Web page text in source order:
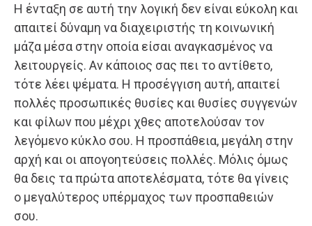
Η ένταξη σε αυτή την λογική δεν είναι εύκολη και
απαιτεί δύναμη να διαχειριστής τη κοινωνική
μάζα μέσα στην οποία είσαι αναγκασμένος να
λειτουργείς. Αν κάποιος σας πει το αντίθετο,
τότε λέει ψέματα. Η προσέγγιση αυτή, απαιτεί
πολλές προσωπικές θυσίες και θυσίες συγγενών
και φίλων που μέχρι χθες αποτελούσαν τον
λεγόμενο κύκλο σου. Η προσπάθεια, μεγάλη στην
αρχή και οι απογοητεύσεις πολλές. Μόλις όμως
θα δεις τα πρώτα αποτελέσματα, τότε θα γίνεις
ο μεγαλύτερος υπέρμαχος των προσπαθειών
σου.